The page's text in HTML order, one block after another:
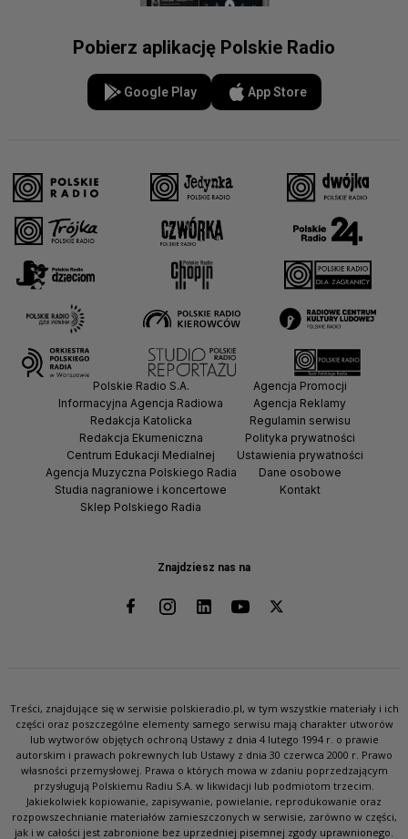
Pobierz aplikację Polskie Radio
Google Play App Store
Znajdziesz nas na
Polskie Radio S.A.
Informacyjna Agencja Radiowa
Redakcja Katolicka
Redakcja Ekumeniczna
Centrum Edukacji Medialnej
Agencja Muzyczna Polskiego Radia
Studia nagraniowe i koncertowe
Sklep Polskiego Radia
Agencja Promocji
Agencja Reklamy
Regulamin serwisu
Polityka prywatności
Ustawienia prywatności
Dane osobowe
Kontakt
Treści, znajdujące się w serwisie polskieradio.pl, w tym wszystkie materiały i ich
części oraz poszczególne elementy samego serwisu mają charakter utworów
lub wytworów objętych ochroną Ustawy z dnia 4 lutego 1994 r. o prawie
autorskim i prawach pokrewnych lub Ustawy z dnia 30 czerwca 2000 r. Prawo
własności przemysłowej. Prawa o których mowa w zdaniu poprzedzającym
przysługują Polskiemu Radiu S.A. w likwidacji lub podmiotom trzecim.
Jakiekolwiek kopiowanie, zapisywanie, powielanie, reprodukowanie oraz
rozpowszechnianie materiałów zamieszczonych w serwisie, zarówno w części,
jak i w całości jest zabronione bez uprzedniej pisemnej zgody uprawnionego.